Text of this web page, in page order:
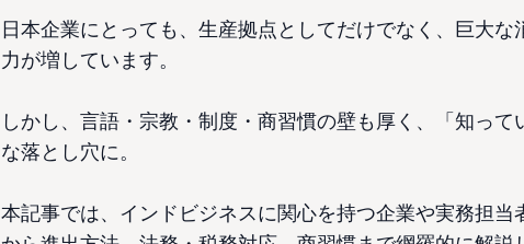
日本企業にとっても、生産拠点としてだけでなく、巨大な
力が増しています。
しかし、言語・宗教・制度・商習慣の壁も厚く、「知って
な落とし穴に。
本記事では、インドビジネスに関心を持つ企業や実務担当